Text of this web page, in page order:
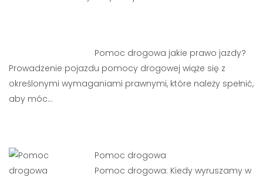
Pomoc drogowa jakie prawo jazdy?
Prowadzenie pojazdu pomocy drogowej wiąże się z
określonymi wymaganiami prawnymi, które należy spełnić,
aby móc…
Pomoc drogowa
Pomoc drogowa: Kiedy wyruszamy w